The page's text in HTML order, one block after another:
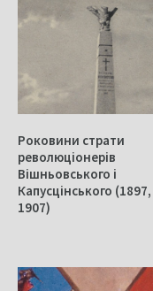
Роковини страти
революціонерів
Вішньовського і
Капусцінського (1897,
1907)